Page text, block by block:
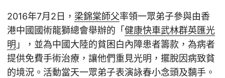
2016年7月2日， 梁錦棠師父率領一眾弟子參與由香
港中國國術龍獅總會舉辦的「 健康快車武林群英匯光
明 」，並為中國大陸的貧困白內障患者籌款，為病者
提供免費手術治療，讓他們重見光明，擺脫因病致貧
的境況。活動當天一眾弟子表演詠春小念頭及黐手。